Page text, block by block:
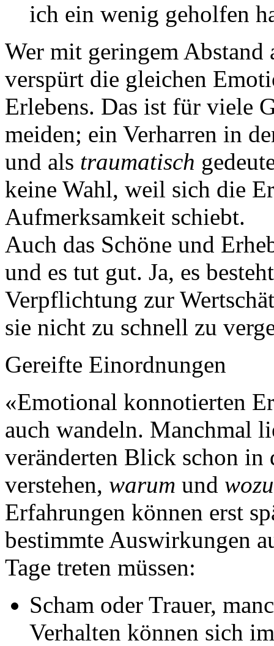
ich ein wenig geholfen
Wer mit geringem Abstand
verspürt die gleichen
Erlebens. Das ist für viele
meiden; ein Verharren in
und als traumatisch
keine Wahl, weil sich die
Aufmerksamkeit schiebt.
Auch das Schöne und
und es tut gut. Ja, es
Verpflichtung zur
sie nicht zu schnell zu
Gereifte Einordnungen
«Emotional konnotierten
auch wandeln. Manchmal
veränderten Blick schon
verstehen, warum und wozu
Erfahrungen können erst
bestimmte Auswirkungen
Tage treten müssen:
Scham oder Trauer,
Verhalten können sich